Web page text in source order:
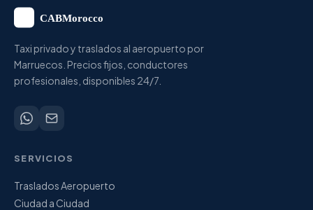
Taxi privado y traslados al aeropuerto por
Marruecos. Precios fijos, conductores
profesionales, disponibles 24/7.
SERVICIOS
Traslados Aeropuerto
Ciudad a Ciudad